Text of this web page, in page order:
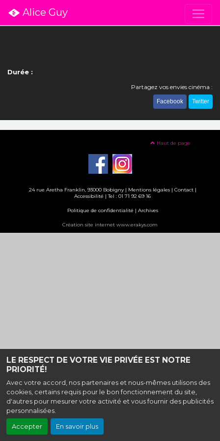
LE RESPECT DE VOTRE VIE PRIVÉE EST NOTRE
PRIORITÉ!
Avec votre accord, nos partenaires et nous-mêmes utilisons des
cookies, certains requis pour le bon fonctionnement du site,
d'autres pour mesurer votre activité et vous fournir des publicités
personnalisées.
Accepter En savoir plus
Alice Guy
Durée :
Partagez vos envies cinéma :
Facebook Twitter
Haut de page
24 rue Aretha Franklin, 93000 Bobigny | Mentions légales| Contact|
Accessibilité | Tel : 01 71 92 69 16
Politique de confidentialité | Archives
Création site internet www.erakys.com